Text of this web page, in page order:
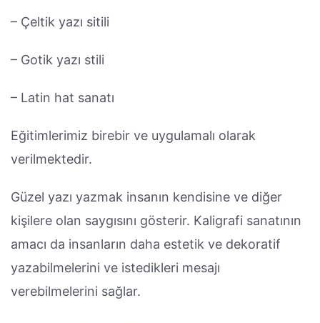
– Çeltik yazı sitili
– Gotik yazı stili
– Latin hat sanatı
Eğitimlerimiz birebir ve uygulamalı olarak
verilmektedir.
Güzel yazı yazmak insanın kendisine ve diğer
kişilere olan saygısını gösterir. Kaligrafi sanatının
amacı da insanların daha estetik ve dekoratif
yazabilmelerini ve istedikleri mesajı
verebilmelerini sağlar.